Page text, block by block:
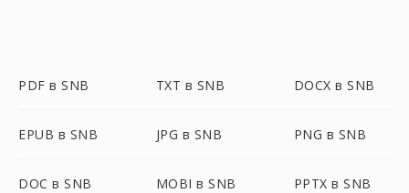
PDF в SNB TXT в SNB DOCX в SNB
EPUB в SNB JPG в SNB PNG в SNB
DOC в SNB MOBI в SNB PPTX в SNB